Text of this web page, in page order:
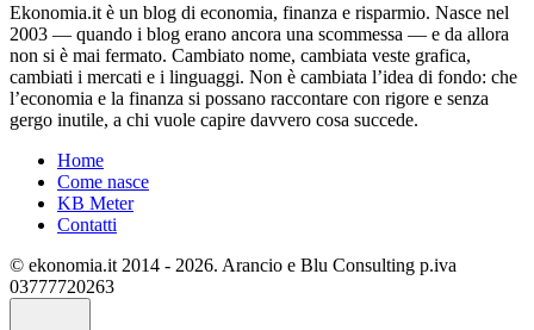
Ekonomia.it è un blog di economia, finanza e risparmio. Nasce nel
2003 — quando i blog erano ancora una scommessa — e da allora
non si è mai fermato. Cambiato nome, cambiata veste grafica,
cambiati i mercati e i linguaggi. Non è cambiata l’idea di fondo: che
l’economia e la finanza si possano raccontare con rigore e senza
gergo inutile, a chi vuole capire davvero cosa succede.
Home
Come nasce
KB Meter
Contatti
© ekonomia.it 2014 - 2026. Arancio e Blu Consulting p.iva
03777720263